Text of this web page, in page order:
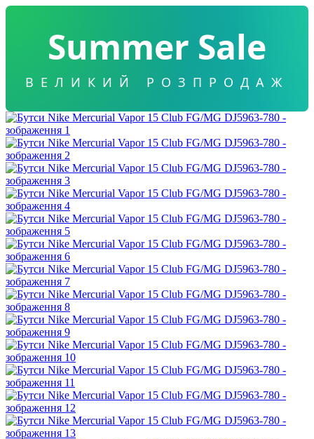
Summer Sale
ВЕЛИКИЙ РОЗПРОДАЖ